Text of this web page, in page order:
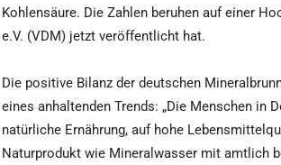
Kohlensäure. Die Zahlen beruhen auf einer
e.V. (VDM) jetzt veröffentlicht hat.
Die positive Bilanz der deutschen
eines anhaltenden Trends: „Die Menschen in
natürliche Ernährung, auf hohe
Naturprodukt wie Mineralwasser mit amtlich